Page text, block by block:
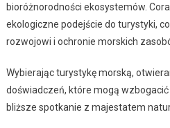
bioróżnorodności ekosystemów.
ekologiczne podejście do turystyki,
rozwojowi i ochronie morskich
Wybierając turystykę morską,
doświadczeń, które mogą
bliższe spotkanie z majestatem